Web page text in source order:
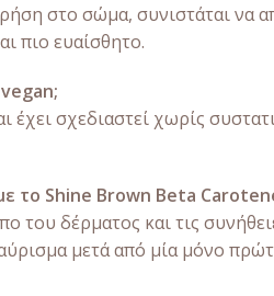
στο σώμα, συνιστάται να
πιο ευαίσθητο.
σχεδιαστεί χωρίς
το Shine Brown Beta
του δέρματος και τις
μετά από μία μόνο